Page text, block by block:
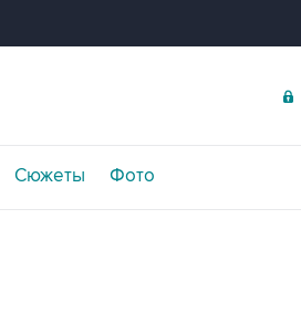
Сюжеты Фото